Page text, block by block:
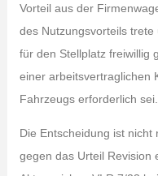
Vorteil aus der
des Nutzungsvorteils
für den Stellplatz freiwillig
einer arbeitsvertraglichen
Fahrzeugs erforderlich sei.
Die Entscheidung ist
gegen das Urteil Revision